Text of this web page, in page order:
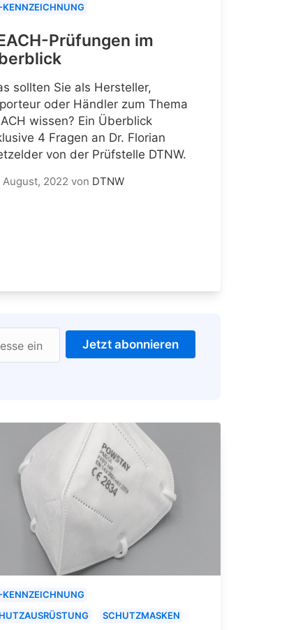
KENNZEICHNUNG
Prüfungen im
sollten Sie als Hersteller,
oder Händler zum Thema
wissen? Ein Überblick
4 Fragen an Dr. Florian
von der Prüfstelle DTNW.
August, 2022 von DTNW
ein Jetzt abonnieren
KENNZEICHNUNG
SCHUTZMASKEN